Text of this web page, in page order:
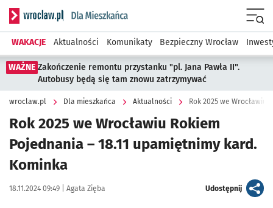
Serwis informacyjny wroclaw.pl podserwis: Dla mieszkańca
WAKACJE Aktualności Komunikaty Bezpieczny Wrocław
WAŻNE Zakończenie remontu przystanku "pl. Jana Pawła II".
Autobusy będą się tam znowu zatrzymywać
wroclaw.pl Dla mieszkańca Aktualności Rok 2025 we Wrocławiu
Rok 2025 we Wrocławiu Rokiem
Pojednania – 18.11 upamiętnimy kard.
Kominka
Data publikacji:
18.11.2024 09:49 | Autor:
Agata Zięba Udostępnijartykuł